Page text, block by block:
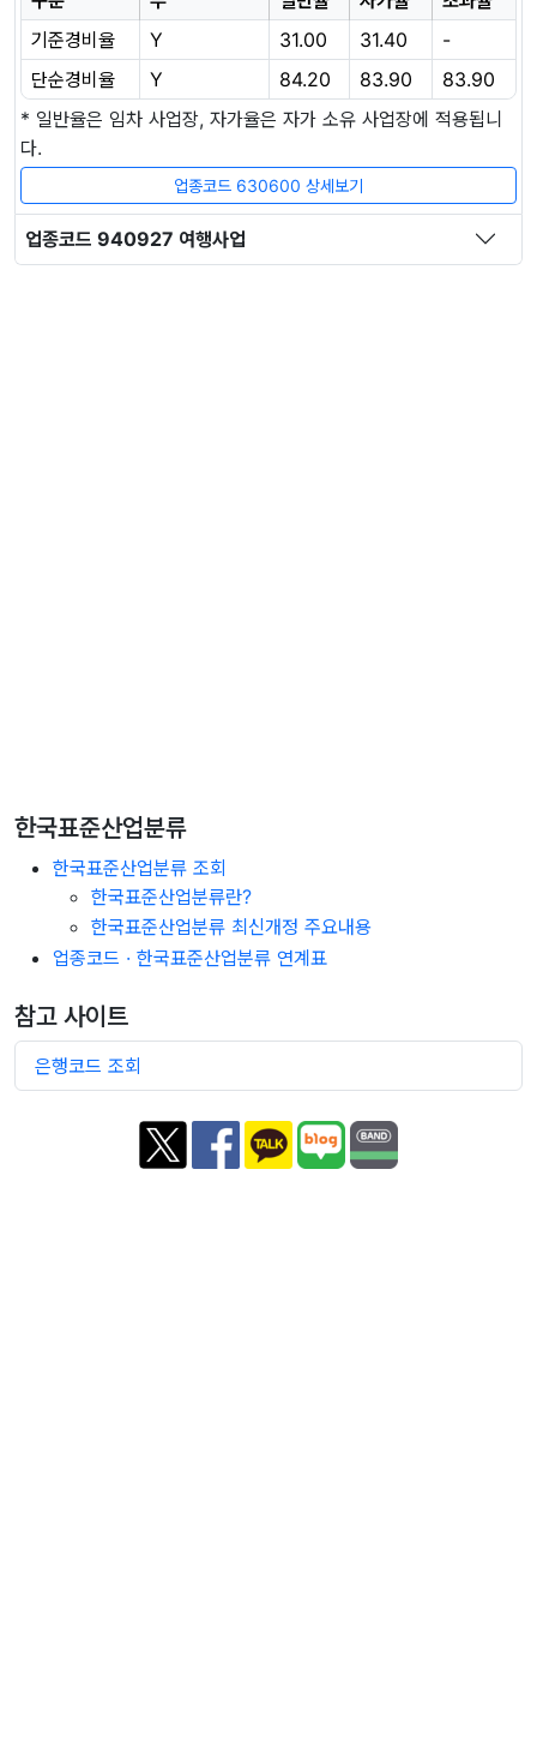
기준경비율
Y 31.00 31.40
-
단순경비율
Y 84.20 83.90
83.90
* 일반율은 임차 사업장, 자가율은 자가 소유 사업장에 적용됩니
다.
업종코드 630600 상세보기
업종코드 940927 여행사업
한국표준산업분류
한국표준산업분류 조회
한국표준산업분류란?
한국표준산업분류 최신개정 주요내용
업종코드 · 한국표준산업분류 연계표
참고 사이트
은행코드 조회